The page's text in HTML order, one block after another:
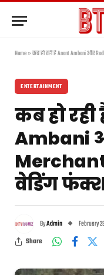
Home»कब हो रही है Anant Ambani और
ENTERTAINMENT
कब हो
Ambani
Merchant
वेडिंग
ByAdmin February
Share